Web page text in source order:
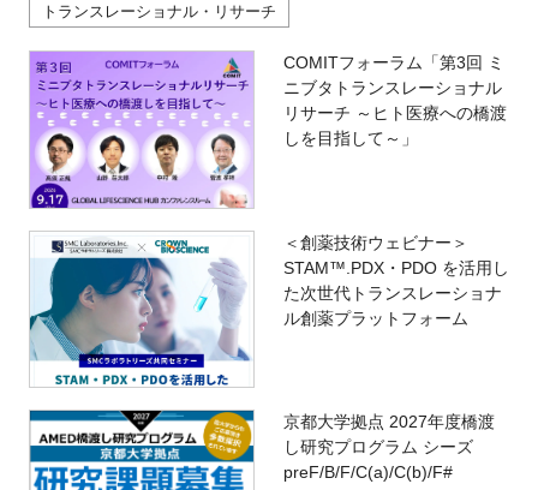
トランスレーショナル・リサーチ
COMITフォーラム「第3回 ミ
ニブタトランスレーショナル
リサーチ ～ヒト医療への橋渡
しを目指して～」
＜創薬技術ウェビナー＞
STAM™.PDX・PDO を活用し
た次世代トランスレーショナ
ル創薬プラットフォーム
京都大学拠点 2027年度橋渡
し研究プログラム シーズ
preF/B/F/C(a)/C(b)/F#